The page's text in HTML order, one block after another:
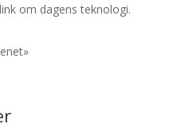
om dagens teknologi.